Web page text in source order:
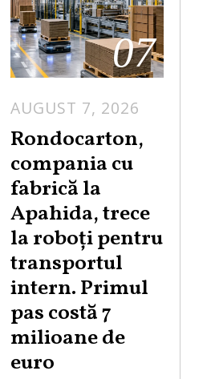
07
AUGUST 7, 2026
G
T
7
2
Rondocarton,
compania cu
fabrică la
Apahida, trece
la roboți pentru
transportul
intern. Primul
pas costă 7
milioane de
euro